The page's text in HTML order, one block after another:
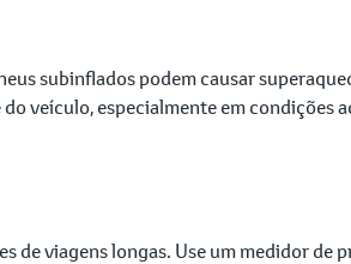
subinflados podem causar
veículo, especialmente em condições
de viagens longas. Use um medidor